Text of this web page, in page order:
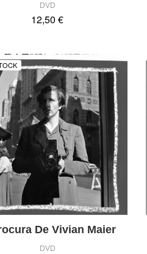
DVD
12,50 €
De Vivian Maier
DVD